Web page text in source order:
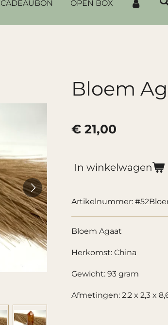
CADEAUBON OPEN BOX
Bloem
€ 21,00
In winkelwagen
Artikelnummer:
Bloem Agaat
Herkomst: China
Gewicht: 93 gram
Afmetingen: 2,2 x 2,3 x